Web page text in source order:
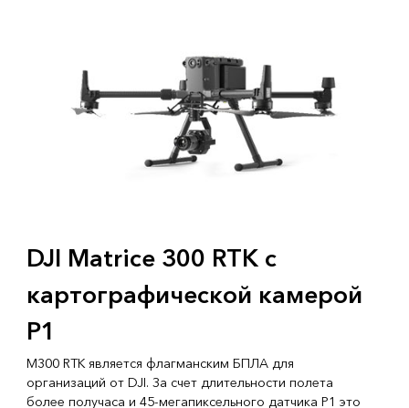
DJI Matrice 300 RTK с
картографической камерой
P1
M300 RTK является флагманским БПЛА для
организаций от DJI. За счет длительности полета
более получаса и 45-мегапиксельного датчика P1 это